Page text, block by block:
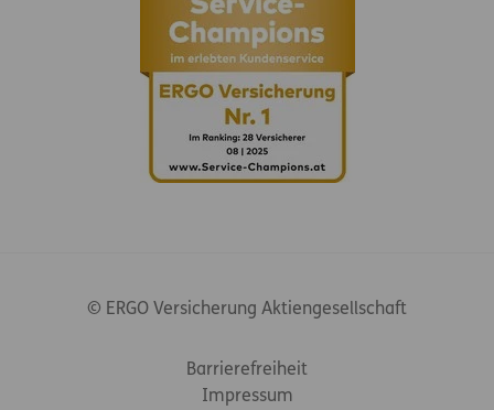
© ERGO Versicherung Aktiengesellschaft
Barrierefreiheit
Impressum